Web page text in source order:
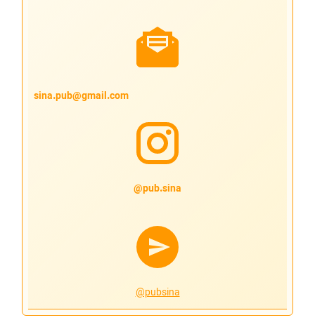
sina.pub@gmail.com
pub.sina@
@pubsina